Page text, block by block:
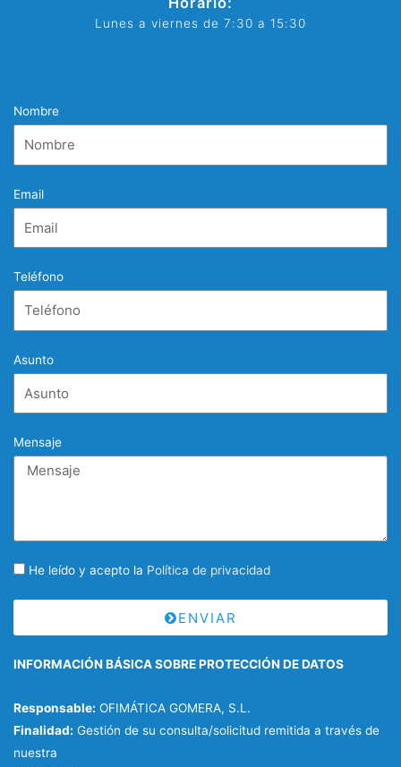
Lunes a viernes de 7:30 a 15:30
Nombre
Email
Teléfono
Asunto
Mensaje
He leído y acepto la Política de privacidad
ENVIAR
INFORMACIÓN BÁSICA SOBRE PROTECCIÓN DE DATOS
Responsable: OFIMÁTICA GOMERA, S.L.
Finalidad: Gestión de su consulta/solicitud remitida a través de
nuestra